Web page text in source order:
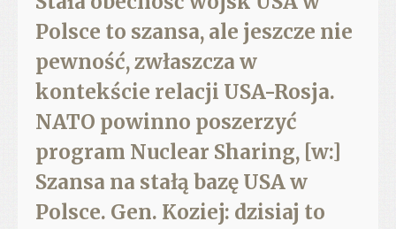
Polsce to szansa, ale jeszcze nie
pewność, zwłaszcza w
kontekście relacji USA-Rosja.
NATO powinno poszerzyć
program Nuclear Sharing, [w:]
Szansa na stałą bazę USA w
Polsce. Gen. Koziej: dzisiaj to